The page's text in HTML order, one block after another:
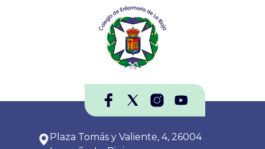
Plaza Tomás y Valiente, 4, 26004